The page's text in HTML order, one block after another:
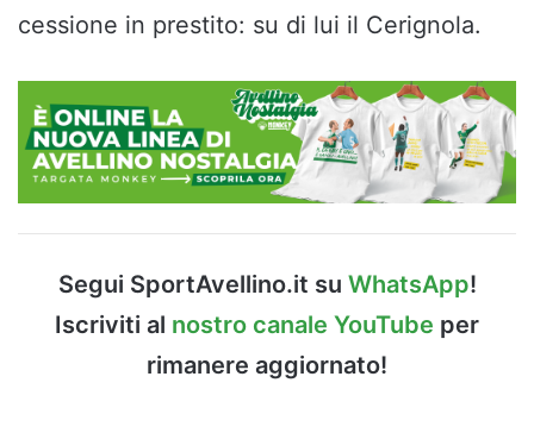
cessione in prestito: su di lui il Cerignola.
Segui SportAvellino.it su WhatsApp!
Iscriviti al nostro canale YouTube per
rimanere aggiornato!